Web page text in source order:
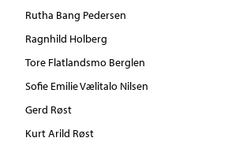
Rutha Bang Pedersen
Ragnhild Holberg
Tore Flatlandsmo Berglen
Sofie Emilie Vælitalo Nilsen
Gerd Røst
Kurt Arild Røst